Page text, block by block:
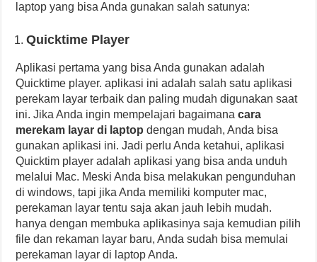
laptop yang bisa Anda gunakan salah satunya:
Quicktime Player
Aplikasi pertama yang bisa Anda gunakan adalah
Quicktime player. aplikasi ini adalah salah satu aplikasi
perekam layar terbaik dan paling mudah digunakan saat
ini. Jika Anda ingin mempelajari bagaimanacara
merekam layar di laptopdengan mudah, Anda bisa
gunakan aplikasi ini. Jadi perlu Anda ketahui, aplikasi
Quicktim player adalah aplikasi yang bisa anda unduh
melalui Mac. Meski Anda bisa melakukan pengunduhan
di windows, tapi jika Anda memiliki komputer mac,
perekaman layar tentu saja akan jauh lebih mudah.
hanya dengan membuka aplikasinya saja kemudian pilih
file dan rekaman layar baru, Anda sudah bisa memulai
perekaman layar di laptop Anda.